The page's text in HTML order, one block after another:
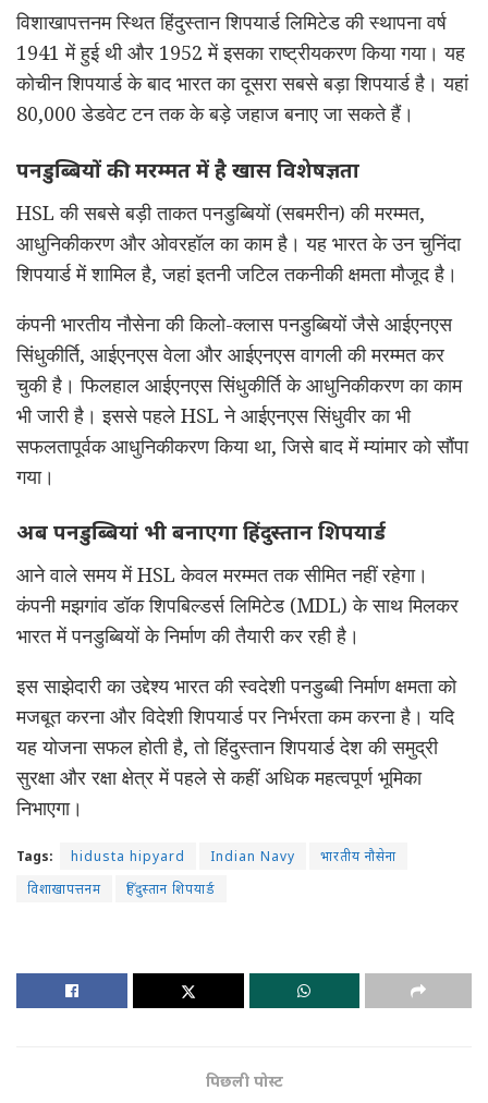
विशाखापत्तनम स्थित हिंदुस्तान शिपयार्ड लिमिटेड की स्थापना वर्ष
1941 में हुई थी और 1952 में इसका राष्ट्रीयकरण किया गया। यह
कोचीन शिपयार्ड के बाद भारत का दूसरा सबसे बड़ा शिपयार्ड है। यहां
80,000 डेडवेट टन तक के बड़े जहाज बनाए जा सकते हैं।
पनडुब्बियों की मरम्मत में है खास विशेषज्ञता
HSL की सबसे बड़ी ताकत पनडुब्बियों (सबमरीन) की मरम्मत,
आधुनिकीकरण और ओवरहॉल का काम है। यह भारत के उन चुनिंदा
शिपयार्ड में शामिल है, जहां इतनी जटिल तकनीकी क्षमता मौजूद है।
कंपनी भारतीय नौसेना की किलो-क्लास पनडुब्बियों जैसे आईएनएस
सिंधुकीर्ति, आईएनएस वेला और आईएनएस वागली की मरम्मत कर
चुकी है। फिलहाल आईएनएस सिंधुकीर्ति के आधुनिकीकरण का काम
भी जारी है। इससे पहले HSL ने आईएनएस सिंधुवीर का भी
सफलतापूर्वक आधुनिकीकरण किया था, जिसे बाद में म्यांमार को सौंपा
गया।
अब पनडुब्बियां भी बनाएगा हिंदुस्तान शिपयार्ड
आने वाले समय में HSL केवल मरम्मत तक सीमित नहीं रहेगा।
कंपनी मझगांव डॉक शिपबिल्डर्स लिमिटेड (MDL) के साथ मिलकर
भारत में पनडुब्बियों के निर्माण की तैयारी कर रही है।
इस साझेदारी का उद्देश्य भारत की स्वदेशी पनडुब्बी निर्माण क्षमता को
मजबूत करना और विदेशी शिपयार्ड पर निर्भरता कम करना है। यदि
यह योजना सफल होती है, तो हिंदुस्तान शिपयार्ड देश की समुद्री
सुरक्षा और रक्षा क्षेत्र में पहले से कहीं अधिक महत्वपूर्ण भूमिका
निभाएगा।
Tags: hidusta hipyard Indian Navy
भारतीय नौसेना
विशाखापत्तनम
हिंदुस्तान शिपयार्ड
पिछली पोस्ट